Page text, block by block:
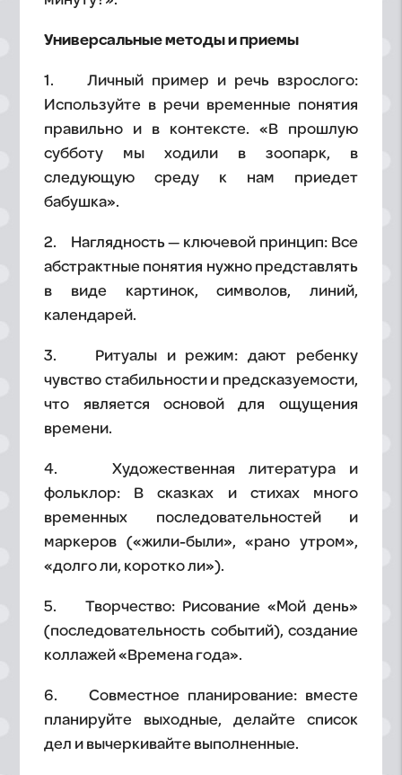
Универсальные методы и приемы
1. Личный пример и речь взрослого:
Используйте в речи временные понятия
правильно и в контексте. «В прошлую
субботу мы ходили в зоопарк, в
следующую среду к нам приедет
бабушка».
2. Наглядность — ключевой принцип: Все
абстрактные понятия нужно представлять
в виде картинок, символов, линий,
календарей.
3. Ритуалы и режим: дают ребенку
чувство стабильности и предсказуемости,
что является основой для ощущения
времени.
4. Художественная литература и
фольклор: В сказках и стихах много
временных последовательностей и
маркеров («жили-были», «рано утром»,
«долго ли, коротко ли»).
5. Творчество: Рисование «Мой день»
(последовательность событий), создание
коллажей «Времена года».
6. Совместное планирование: вместе
планируйте выходные, делайте список
дел и вычеркивайте выполненные.